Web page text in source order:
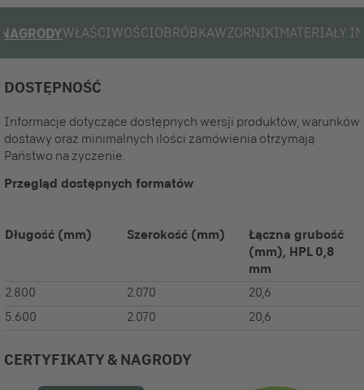
NAGRODYWŁAŚCIWOŚCIOBRÓBKAWZORNIKIMATERIAŁY
DOSTĘPNOŚĆ
Informacje dotyczące dostępnych wersji produktów, warunków
dostawy oraz minimalnych ilości zamówienia otrzymają
Państwo na życzenie.
Przegląd dostępnych formatów
Długość (mm) Szerokość (mm)
Łączna grubość
(mm), HPL 0,8
mm
2.800 2.070
20,6
5.600
2.070 20,6
CERTYFIKATY & NAGRODY